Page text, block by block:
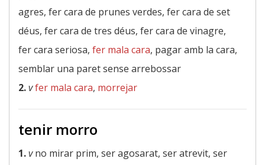
agres, fer cara de prunes verdes, fer cara de set
déus, fer cara de tres déus, fer cara de vinagre,
fer cara seriosa, fer mala cara, pagar amb la cara,
semblar una paret sense arrebossar
2.vfer mala cara, morrejar
tenir morro
1.vno mirar prim, ser agosarat, ser atrevit, ser